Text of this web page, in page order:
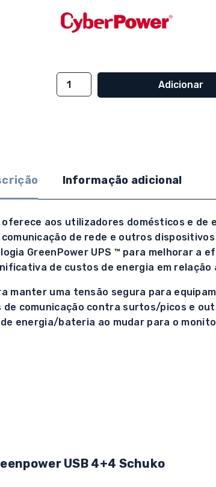
Quantidade
de
USB
4+4
Adicionar
Informação adicional
oferece aos utilizadores domésticos e
de rede e outros
GreenPower UPS ™ para melhorar a
de custos de energia em relação
manter uma tensão segura para
comunicação contra surtos/picos e
energia/bateria ao mudar para o
USB 4+4 Schuko